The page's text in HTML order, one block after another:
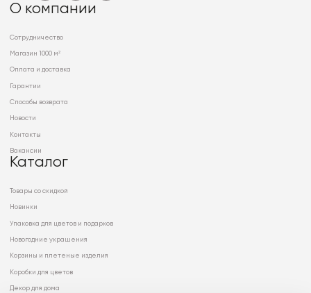
О компании
Сотрудничество
Магазин 1000 м²
Оплата и доставка
Гарантии
Способы возврата
Новости
Контакты
Вакансии
Каталог
Товары со скидкой
Новинки
Упаковка для цветов и подарков
Новогодние украшения
Корзины и плетеные изделия
Коробки для цветов
Декор для дома